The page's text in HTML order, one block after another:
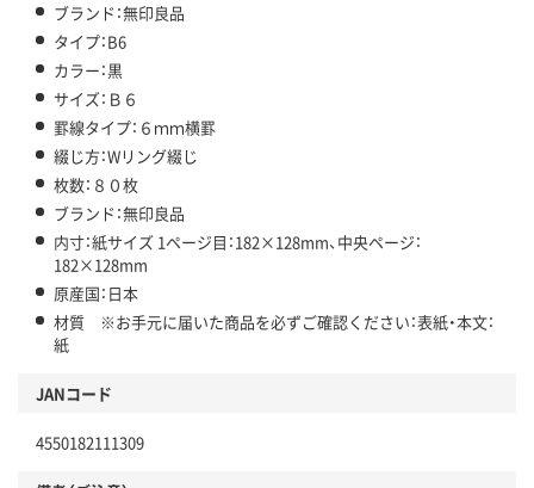
ブランド：無印良品
タイプ：B6
カラー：黒
サイズ：Ｂ６
罫線タイプ：６ｍｍ横罫
綴じ方：Wリング綴じ
枚数：８０枚
ブランド：無印良品
内寸：紙サイズ 1ページ目：182×128mm、中央ページ：
182×128mm
原産国：日本
材質 ※お手元に届いた商品を必ずご確認ください：表紙・本文：
紙
JANコード
4550182111309